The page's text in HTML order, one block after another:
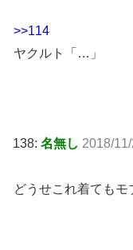
>>114
ヤクルト「…」
138: 名無し 2018/
どうせこれ着てもモ